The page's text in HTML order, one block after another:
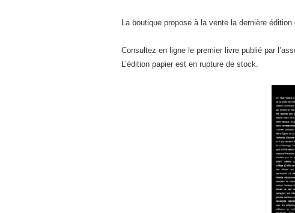
La boutique propose à la vente la dernière
Consultez en ligne le premier livre publié par
L’édition papier est en rupture de stock.